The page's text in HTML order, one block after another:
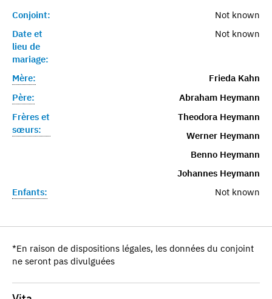
Conjoint:
Not known
Date et
lieu de
mariage:
Not known
Mère:
Frieda Kahn
Père:
Abraham Heymann
Frères et
sœurs:
Theodora Heymann
Werner Heymann
Benno Heymann
Johannes Heymann
Enfants:
Not known
*En raison de dispositions légales, les données du conjoint
ne seront pas divulguées